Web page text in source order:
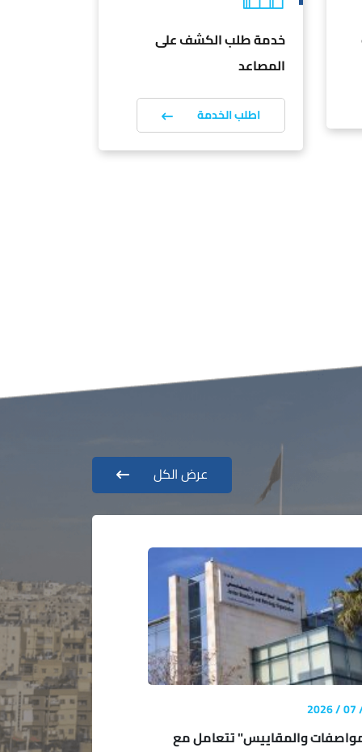
خدمة طلب الكشف على
المصاعد
اطلب الخدمة
عرض الكل
والمقاييس" تتعامل مع